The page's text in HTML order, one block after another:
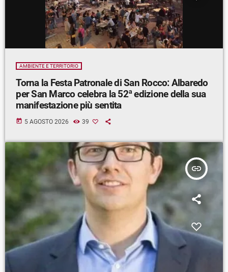
AMBIENTE E TERRITORIO
Torna la Festa Patronale di San Rocco: Albaredo
per San Marco celebra la 52ª edizione della sua
manifestazione più sentita
today 5 AGOSTO 2026 39
insert_link